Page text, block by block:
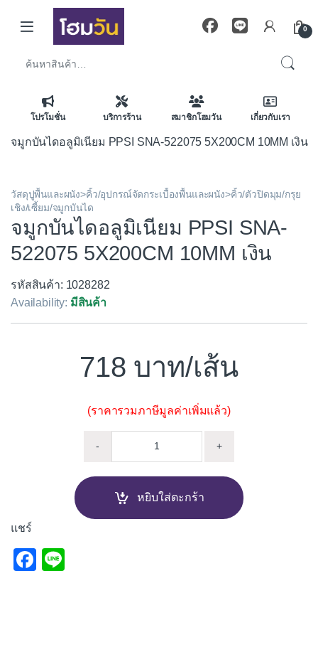
Skip to navigation
Skip to content
0
โปรโมชั่น บริการร้าน สมาชิกโฮมวัน เกี่ยวกับเรา
จมูกบันไดอลูมิเนียม PPSI SNA-522075 5X200CM 10MM เงิน
วัสดุปูพื้นและผนัง>คิ้ว/อุปกรณ์จัดกระเบื้องพื้นและผนัง>คิ้ว/ตัวปิดมุม/กรุย
เชิง/เซี้ยม/จมูกบันได
จมูกบันไดอลูมิเนียม PPSI SNA-
522075 5X200CM 10MM เงิน
รหัสสินค้า: 1028282
Availability: มีสินค้า
718 /เส้น
(ราคารวมภาษีมูลค่าเพิ่มแล้ว)
- +
หยิบใส่ตะกร้า
แชร์
F